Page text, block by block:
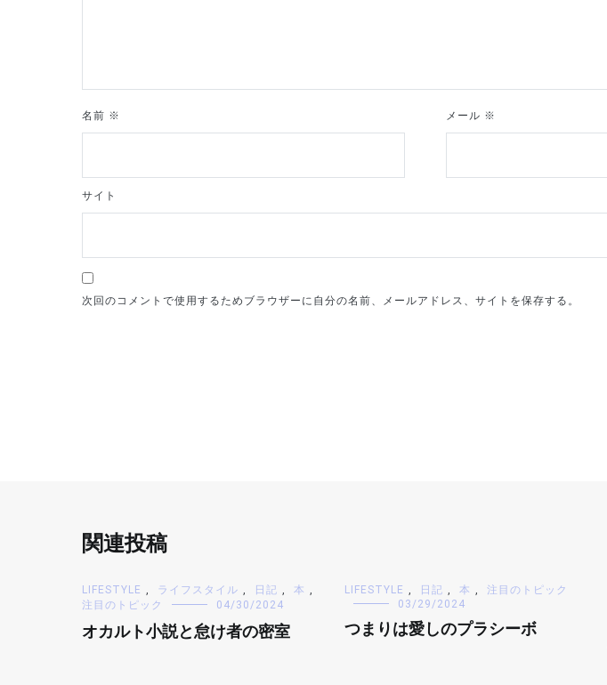
名前 ※ メール ※
サイト
次回のコメントで使用するためブラウザーに自分の名前、メールアドレス、サイトを保存する。
関連投稿
LIFESTYLE ライフスタイル 日記 本
注目のトピック
04/30/2024
オカルト小説と怠け者の密室
LIFESTYLE 日記 本
注目のトピック
03/29/2024
つまりは愛しのプラシーボ